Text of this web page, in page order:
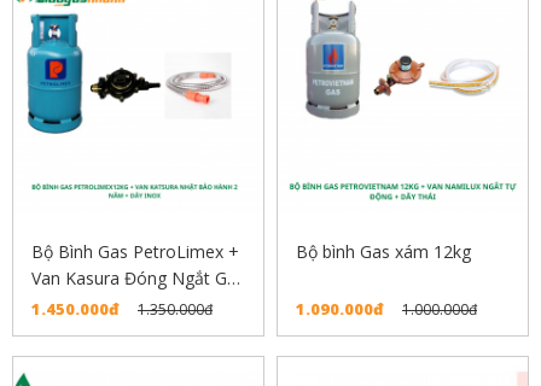
Bộ Bình Gas PetroLimex +
Van Kasura Đóng Ngắt Gas
Tự Động
1.450.000đ 1.350.000đ
Bộ bình Gas xám 12kg
1.090.000đ 1.000.000đ